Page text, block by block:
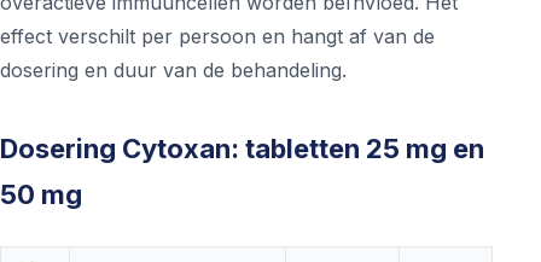
effect verschilt per persoon en hangt af van de
dosering en duur van de behandeling.
Dosering Cytoxan: tabletten 25 mg en
50 mg